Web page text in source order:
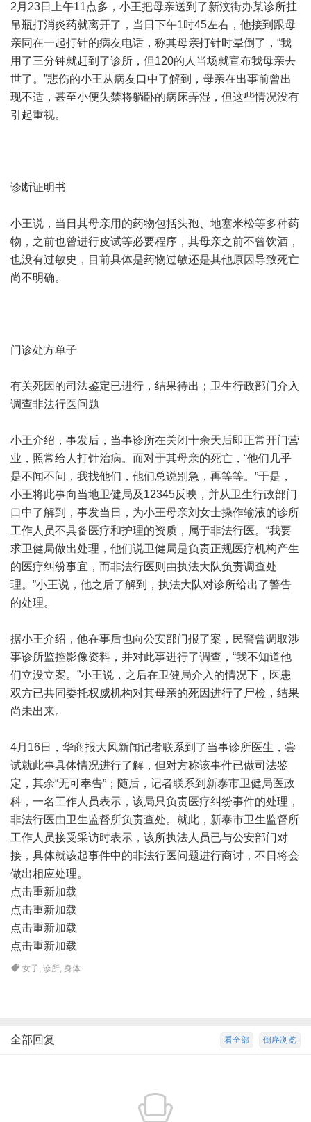
2月23日上午11点多，小王把母亲送到了新汶街办某诊所挂
吊瓶打消炎药就离开了，当日下午1时45左右，他接到跟母
亲同在一起打针的病友电话，称其母亲打针时晕倒了，“我
用了三分钟就赶到了诊所，但120的人当场就宣布我母亲去
世了。”悲伤的小王从病友口中了解到，母亲在出事前曾出
现不适，甚至小便失禁将躺卧的病床弄湿，但这些情况没有
引起重视。
诊断证明书
小王说，当日其母亲用的药物包括头孢、地塞米松等多种药
物，之前也曾进行皮试等必要程序，其母亲之前不曾饮酒，
也没有过敏史，目前具体是药物过敏还是其他原因导致死亡
尚不明确。
门诊处方单子
有关死因的司法鉴定已进行，结果待出；卫生行政部门介入
调查非法行医问题
小王介绍，事发后，当事诊所在关闭十余天后即正常开门营
业，照常给人打针治病。而对于其母亲的死亡，“他们几乎
是不闻不问，我找他们，他们总说别急，再等等。”于是，
小王将此事向当地卫健局及12345反映，并从卫生行政部门
口中了解到，事发当日，为小王母亲刘女士操作输液的诊所
工作人员不具备医疗和护理的资质，属于非法行医。“我要
求卫健局做出处理，他们说卫健局是负责正规医疗机构产生
的医疗纠纷事宜，而非法行医则由执法大队负责调查处
理。”小王说，他之后了解到，执法大队对诊所给出了警告
的处理。
据小王介绍，他在事后也向公安部门报了案，民警曾调取涉
事诊所监控影像资料，并对此事进行了调查，“我不知道他
们立没立案。”小王说，之后在卫健局介入的情况下，医患
双方已共同委托权威机构对其母亲的死因进行了尸检，结果
尚未出来。
4月16日，华商报大风新闻记者联系到了当事诊所医生，尝
试就此事具体情况进行了解，但对方称该事件已做司法鉴
定，其余“无可奉告”；随后，记者联系到新泰市卫健局医政
科，一名工作人员表示，该局只负责医疗纠纷事件的处理，
非法行医由卫生监督所负责查处。就此，新泰市卫生监督所
工作人员接受采访时表示，该所执法人员已与公安部门对
接，具体就该起事件中的非法行医问题进行商讨，不日将会
做出相应处理。
点击重新加载
点击重新加载
点击重新加载
点击重新加载
女子,诊所,身体
倒序浏览
看全部
全部回复